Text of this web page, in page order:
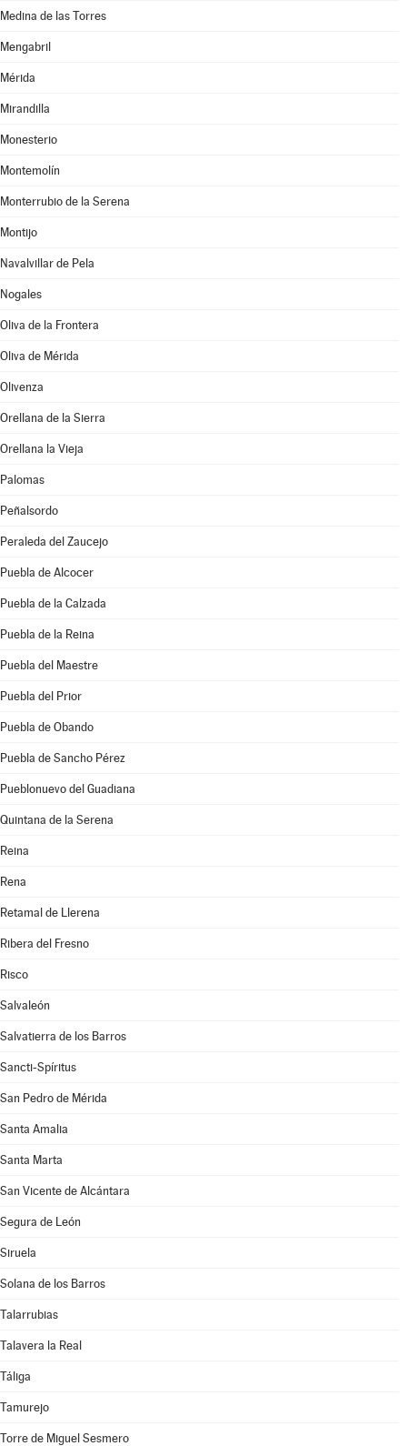
Medina de las Torres
Mengabril
Mérida
Mirandilla
Monesterio
Montemolín
Monterrubio de la Serena
Montijo
Navalvillar de Pela
Nogales
Oliva de la Frontera
Oliva de Mérida
Olivenza
Orellana de la Sierra
Orellana la Vieja
Palomas
Peñalsordo
Peraleda del Zaucejo
Puebla de Alcocer
Puebla de la Calzada
Puebla de la Reina
Puebla del Maestre
Puebla del Prior
Puebla de Obando
Puebla de Sancho Pérez
Pueblonuevo del Guadiana
Quintana de la Serena
Reina
Rena
Retamal de Llerena
Ribera del Fresno
Risco
Salvaleón
Salvatierra de los Barros
Sancti-Spíritus
San Pedro de Mérida
Santa Amalia
Santa Marta
San Vicente de Alcántara
Segura de León
Siruela
Solana de los Barros
Talarrubias
Talavera la Real
Táliga
Tamurejo
Torre de Miguel Sesmero